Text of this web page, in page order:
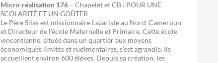
Micro-réalisation 176 – Chapelet et CB : POUR UNE
SCOLARITÉ ET UN GOÛTER
Le Père Silas est missionnaire Lazariste au Nord-Cameroun
et Directeur de l’école Maternelle et Primaire. Cette école
vincentienne, située dans un quartier aux moyens
économiques limités et rudimentaires, s’est agrandie. Ils
accueillent environ 600 élèves. Depuis sa création, les